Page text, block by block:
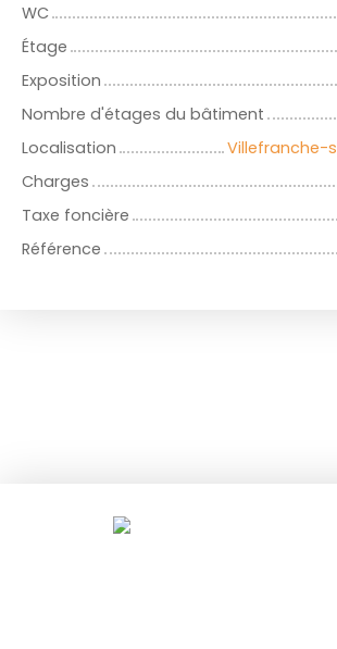
WC
Étage
Exposition
Nombre d'étages du bâtiment
Localisation
Villefranche-
Charges
Taxe foncière
Référence